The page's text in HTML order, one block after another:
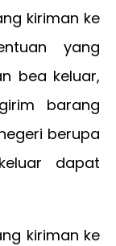
kiriman ke
yang
bea keluar,
barang
berupa
dapat
kiriman ke